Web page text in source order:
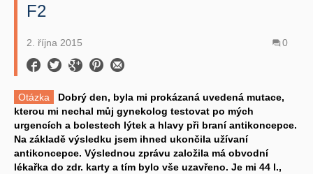
F2
2. října 2015 0
Otázka
Dobrý den, byla mi prokázaná uvedená mutace,
kterou mi nechal můj gynekolog testovat po mých
urgencích a bolestech lýtek a hlavy při braní antikoncepce.
Na základě výsledku jsem ihned ukončila užívaní
antikoncepce. Výslednou zprávu založila má obvodní
lékařka do zdr. karty a tím bylo vše uzavřeno. Je mi 44 l.,